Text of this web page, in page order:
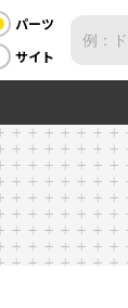
パーツ
サイト